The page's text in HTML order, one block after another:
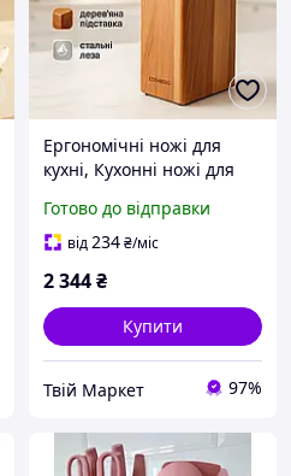
Ергономічні ножі для
кухні, Кухонні ножі для
використання Сучасні
кухонні ET-43
Готово до відправки
від234₴/міс
2 344₴
Купити
Твій Маркет 97%